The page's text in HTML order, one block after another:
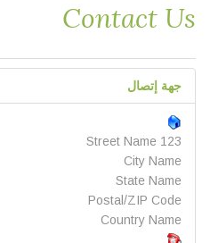
Contact Us
جهة إتصال
123 Street Name
City Name
State Name
Postal/ZIP Code
Country Name